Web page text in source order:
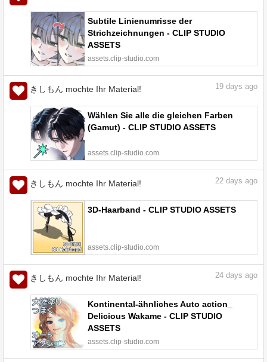
Subtile Linienumrisse der
Strichzeichnungen - CLIP STUDIO
ASSETS
assets.clip-studio.com
きしもん mochte Ihr Material! 19 days ago
Wählen Sie alle die gleichen Farben
(Gamut) - CLIP STUDIO ASSETS
assets.clip-studio.com
きしもん mochte Ihr Material! 22 days ago
3D-Haarband - CLIP STUDIO ASSETS
assets.clip-studio.com
きしもん mochte Ihr Material! 24 days ago
Kontinental-ähnliches Auto action_
Delicious Wakame - CLIP STUDIO
ASSETS
assets.clip-studio.com